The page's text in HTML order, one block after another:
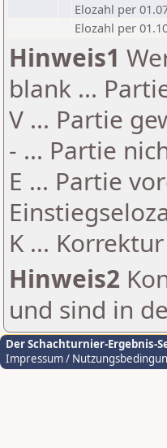
Elozahl per
Elozahl per
Hinweis1
blank ...
V ... Partie
- ... Partie
E ... Partie
K ...
Hinweis2
und sind in
Der Schachturnier-Ergebnis-
Impressum /